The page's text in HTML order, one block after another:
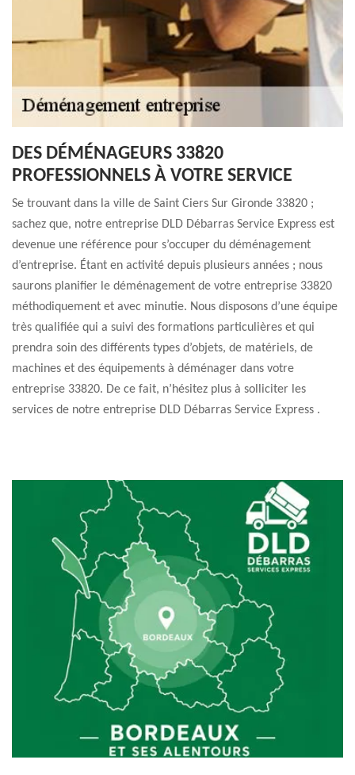
DES DÉMÉNAGEURS 33820
PROFESSIONNELS À VOTRE SERVICE
Se trouvant dans la ville de Saint Ciers Sur Gironde 33820 ;
sachez que, notre entreprise DLD Débarras Service Express est
devenue une référence pour s’occuper du déménagement
d’entreprise. Étant en activité depuis plusieurs années ; nous
saurons planifier le déménagement de votre entreprise 33820
méthodiquement et avec minutie. Nous disposons d’une équipe
très qualifiée qui a suivi des formations particulières et qui
prendra soin des différents types d’objets, de matériels, de
machines et des équipements à déménager dans votre
entreprise 33820. De ce fait, n’hésitez plus à solliciter les
services de notre entreprise DLD Débarras Service Express .